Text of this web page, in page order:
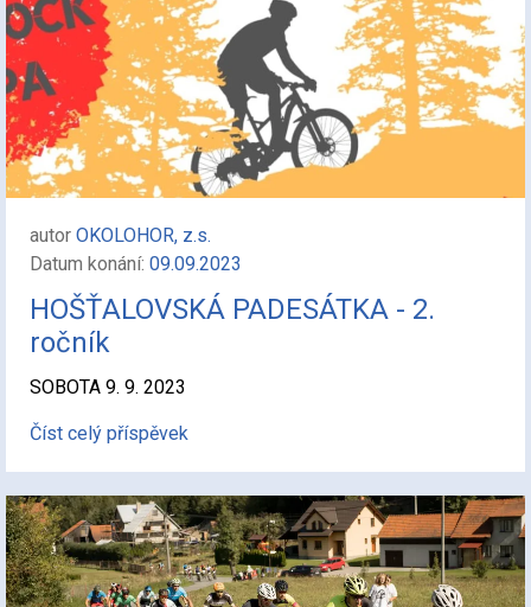
autor OKOLOHOR, z.s.
Datum konání: 09.09.2023
HOŠŤALOVSKÁ PADESÁTKA - 2.
ročník
SOBOTA 9. 9. 2023
Číst celý příspěvek